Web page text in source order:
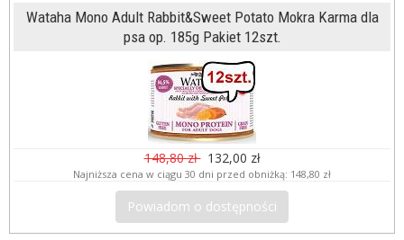
Wataha Mono Adult Rabbit&Sweet Potato Mokra Karma dla
psa op. 185g Pakiet 12szt.
148,80 zł 132,00 zł
Najniższa cena w ciągu 30 dni przed obniżką: 148,80 zł
Powiadom o dostępności